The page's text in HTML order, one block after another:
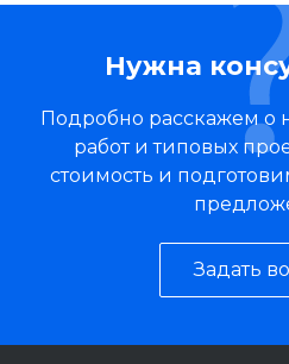
Нужна
Подробно расскажем о
работ и типовых
стоимость и
Задать